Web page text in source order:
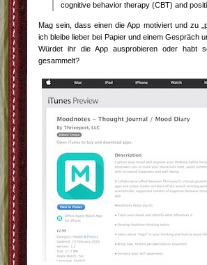
cognitive behavior therapy (CBT) and
Mag sein, dass einen die App motiviert und zu
ich bleibe lieber bei Papier und einem Gespräch
Würdet ihr die App ausprobieren oder habt
gesammelt?